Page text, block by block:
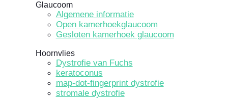
Glaucoom
Algemene informatie
Open kamerhoekglaucoom
Gesloten kamerhoek glaucoom
Hoornvlies
Dystrofie van Fuchs
keratoconus
map-dot-fingerprint dystrofie
stromale dystrofie